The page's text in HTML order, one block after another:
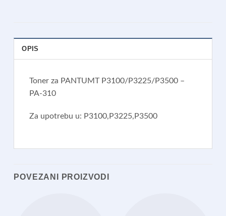
OPIS
Toner za PANTUMT P3100/P3225/P3500 –
PA-310
Za upotrebu u: P3100,P3225,P3500
POVEZANI PROIZVODI